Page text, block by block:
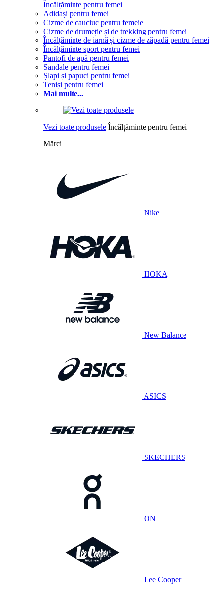
Încălțăminte pentru femei
Adidași pentru femei
Cizme de cauciuc pentru femeie
Cizme de drumeție și de trekking pentru femei
Încălțăminte de iarnă și cizme de zăpadă pentru femei
Încălțăminte sport pentru femei
Pantofi de apă pentru femei
Sandale pentru femei
Șlapi și papuci pentru femei
Teniși pentru femei
Mai multe...
Vezi toate produsele Încălțăminte pentru femei
Mărci
Nike
HOKA
New Balance
ASICS
SKECHERS
ON
Lee Cooper